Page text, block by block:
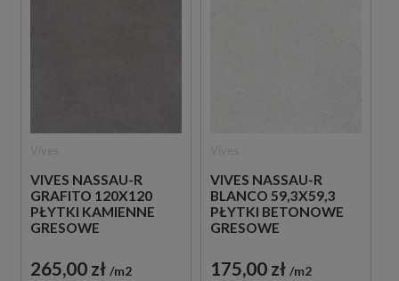
VIVES NASSAU-R
GRAFITO 120X120
PŁYTKI KAMIENNE
GRESOWE
265,00 zł m2
VIVES NASSAU-R
BLANCO 59,3X59,3
PŁYTKI BETONOWE
GRESOWE
175,00 zł m2